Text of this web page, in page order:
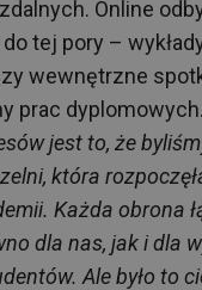
Online
tej pory –
wewnętrzne
prac
jest to, że
która
Każda obrona
dla nas, jak i dla
Ale było to